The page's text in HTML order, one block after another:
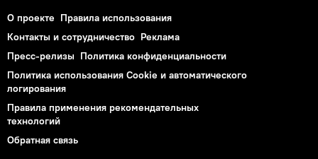
О проекте Правила использования
Контакты и сотрудничество Реклама
Пресс-релизы Политика конфиденциальности
Политика использования Cookie и автоматического
логирования
Правила применения рекомендательных
технологий
Обратная связь